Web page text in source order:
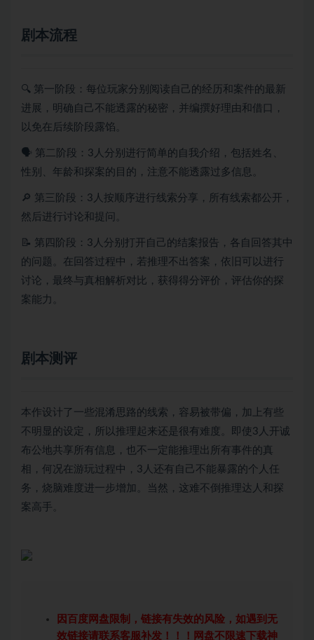
剧本流程
🔍 第一阶段：每位玩家分别阅读自己的经历和案件的最新
进展，明确自己不能透露的秘密，并编撰好理由和借口，
以免在后续阶段露馅。
🗣️ 第二阶段：3人分别进行简单的自我介绍，包括姓名、
性别、年龄和探案的目的，注意不能透露过多信息。
🔎 第三阶段：3人按顺序进行线索分享，所有线索都公开，
然后进行讨论和提问。
📝 第四阶段：3人分别打开自己的结案报告，各自回答其中
的问题。在回答过程中，若推理不出答案，依旧可以进行
讨论，最终与真相解析对比，获得得分评价，评估你的探
案能力。
剧本测评
本作设计了一些混淆思路的线索，容易被带偏，加上有些
不明显的设定，所以推理起来还是很有难度。即使3人开诚
布公地共享所有信息，也不一定能推理出所有事件的真
相，何况在游玩过程中，3人还有自己不能暴露的个人任
务，烧脑难度进一步增加。当然，这难不倒推理达人和探
案高手。
因百度网盘限制，链接有失效的风险，如遇到无
效链接请联系客服补发！！！网盘不限速下载神